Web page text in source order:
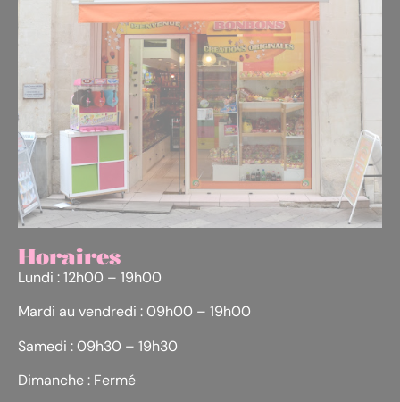
Horaires
Lundi : 12h00 – 19h00
Mardi au vendredi : 09h00 – 19h00
Samedi : 09h30 – 19h30
Dimanche : Fermé